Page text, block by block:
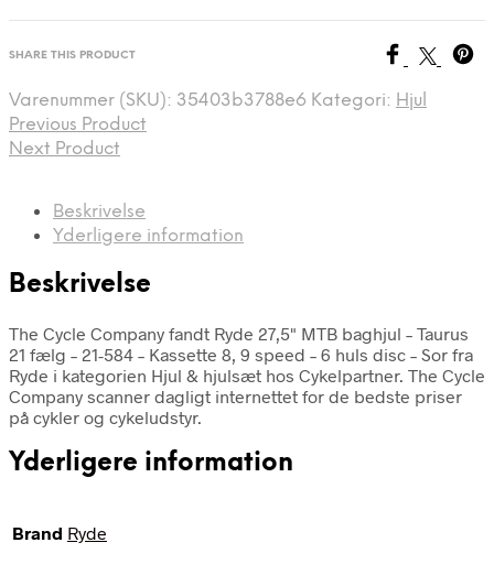
SHARE THIS PRODUCT
Varenummer (SKU): 35403b3788e6 Kategori: Hjul
Previous Product
Next Product
Beskrivelse
Yderligere information
Beskrivelse
The Cycle Company fandt Ryde 27,5" MTB baghjul – Taurus
21 fælg – 21-584 – Kassette 8, 9 speed – 6 huls disc – Sor fra
Ryde i kategorien Hjul & hjulsæt hos Cykelpartner. The Cycle
Company scanner dagligt internettet for de bedste priser
på cykler og cykeludstyr.
Yderligere information
Brand Ryde